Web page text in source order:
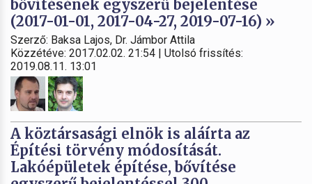
bővítésének egyszerű bejelentése
(2017-01-01, 2017-04-27, 2019-07-16) »
Szerző: Baksa Lajos, Dr. Jámbor Attila
Közzétéve: 2017.02.02. 21:54 | Utolsó frissítés:
2019.08.11. 13:01
A köztársasági elnök is aláírta az
Építési törvény módosítását.
Lakóépületek építése, bővítése